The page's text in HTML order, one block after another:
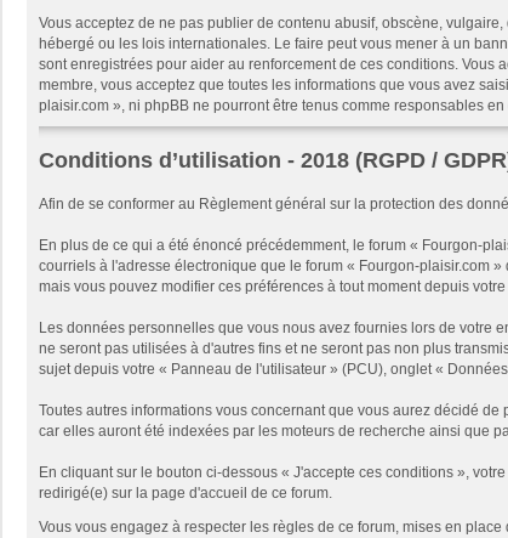
Vous acceptez de ne pas publier de contenu abusif, obscène,
hébergé ou les lois internationales. Le faire peut vous mener à un
sont enregistrées pour aider au renforcement de ces conditions. Vous
membre, vous acceptez que toutes les informations que vous avez
plaisir.com », ni phpBB ne pourront être tenus comme responsables
Conditions d’utilisation - 2018 (RGPD /
Afin de se conformer au Règlement général sur la protection des
En plus de ce qui a été énoncé précédemment, le forum « Fourgon-
courriels à l'adresse électronique que le forum « Fourgon-plaisir.com
mais vous pouvez modifier ces préférences à tout moment depuis
Les données personnelles que vous nous avez fournies lors de votre
ne seront pas utilisées à d'autres fins et ne seront pas non plus
sujet depuis votre « Panneau de l'utilisateur » (PCU), onglet «
Toutes autres informations vous concernant que vous aurez décidé
car elles auront été indexées par les moteurs de recherche ainsi que
En cliquant sur le bouton ci-dessous « J'accepte ces conditions »,
redirigé(e) sur la page d'accueil de ce forum.
Vous vous engagez à respecter les règles de ce forum, mises en